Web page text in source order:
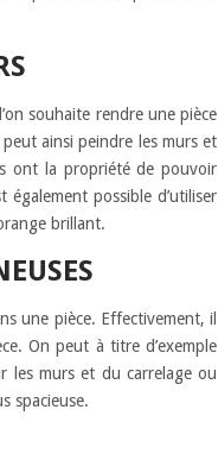
souhaite rendre une pièce
ainsi peindre les murs et
ont la propriété de pouvoir
possible d’utiliser
brillant.
une pièce. Effectivement, il
On peut à titre d’exemple
les murs et du carrelage ou
spacieuse.